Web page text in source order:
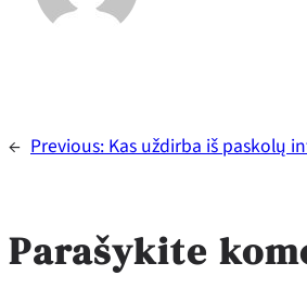
← Previous:Kas uždirba iš paskolų
Parašykite